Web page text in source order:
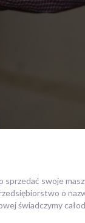
sprzedać swoje
o
świadczymy